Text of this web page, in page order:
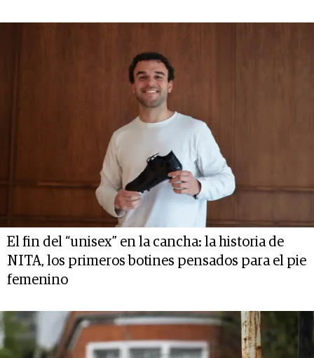
El fin del “unisex” en la cancha: la historia de
NITA, los primeros botines pensados para el pie
femenino